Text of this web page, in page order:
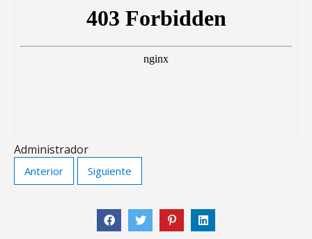
Administrador
Anterior Siguiente